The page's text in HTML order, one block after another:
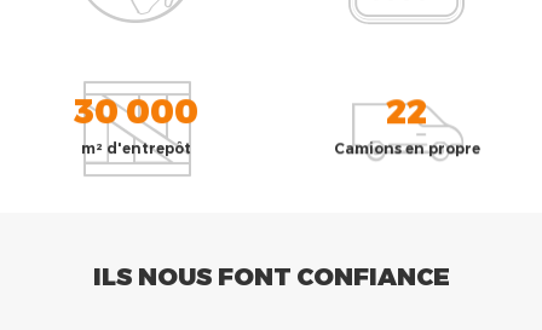
30 000
m² d'entrepôt
22
Camions en propre
ILS NOUS FONT CONFIANCE